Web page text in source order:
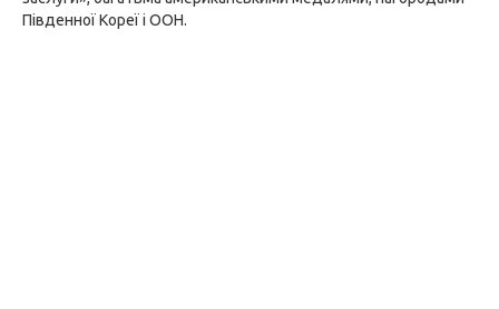
Південної Кореї і ООН.